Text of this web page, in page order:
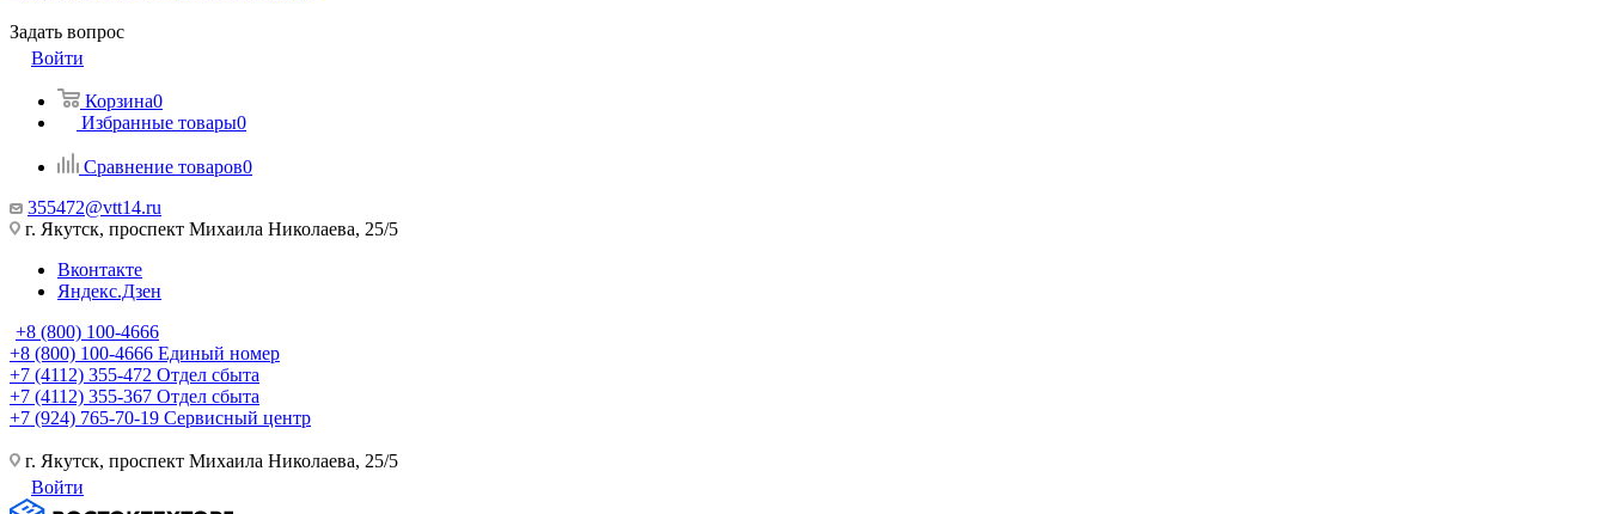
Задать вопрос
Войти
Корзина0
Избранные товары0
Сравнение товаров0
355472@vtt14.ru
г. Якутск, проспект Михаила Николаева, 25/5
Вконтакте
Яндекс.Дзен
+8 (800) 100-4666
+8 (800) 100-4666 Единый номер
+7 (4112) 355-472 Отдел сбыта
+7 (4112) 355-367 Отдел сбыта
+7 (924) 765-70-19 Сервисный центр
г. Якутск, проспект Михаила Николаева, 25/5
Войти